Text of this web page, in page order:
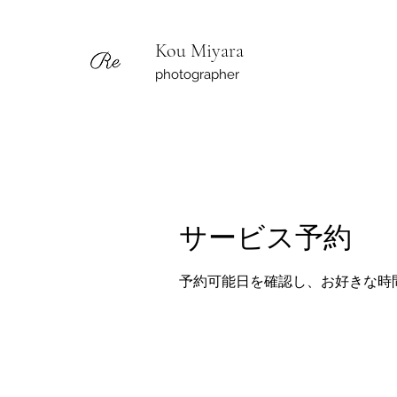
Kou Miyara
photographer
サービス予約
予約可能日を確認し、お好きな時